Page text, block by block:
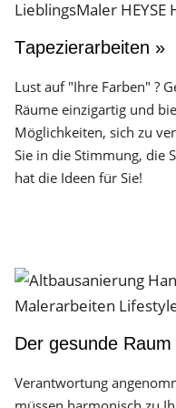
Tapezierarbeiten »
Lust auf "Ihre Farben" ?
Räume einzigartig und
Möglichkeiten, sich zu
Sie in die Stimmung, die
hat die Ideen für Sie!
Der gesunde Raum
Verantwortung